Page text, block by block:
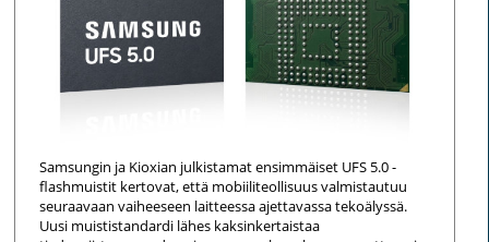
Samsungin ja Kioxian julkistamat ensimmäiset UFS 5.0 -
flashmuistit kertovat, että mobiiliteollisuus valmistautuu
seuraavaan vaiheeseen laitteessa ajettavassa tekoälyssä.
Uusi muististandardi lähes kaksinkertaistaa